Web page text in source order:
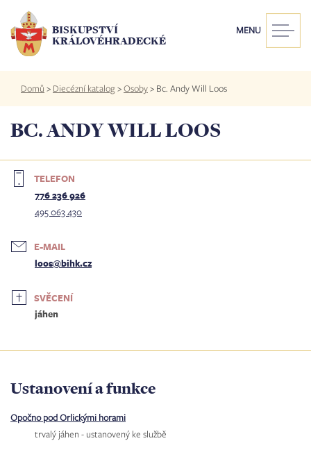
hlavnímu
obsahu
BISKUPSTVÍ
KRÁLOVÉHRADECKÉ
MENU
Drobečková
navigace
Domů > Diecézní katalog>Osoby> Bc. Andy Will Loos
BC. ANDY WILL LOOS
TELEFON
776 236 926
495 063 430
E-MAIL
loos@bihk.cz
SVĚCENÍ
jáhen
Ustanovení a funkce
Opočno pod Orlickými horami
trvalý jáhen - ustanovený ke službě